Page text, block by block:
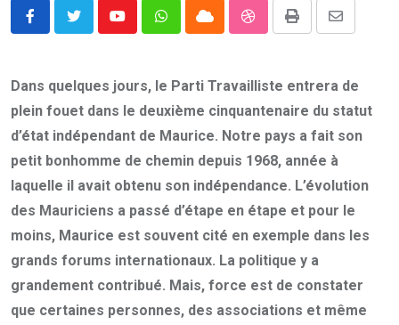
YoutubeWhatsappCloud StumbleUpon
Print
Share
Email
Dans quelques jours, le Parti Travailliste entrera de
plein fouet dans le deuxième cinquantenaire du statut
d’état indépendant de Maurice. Notre pays a fait son
petit bonhomme de chemin depuis 1968, année à
laquelle il avait obtenu son indépendance. L’évolution
des Mauriciens a passé d’étape en étape et pour le
moins, Maurice est souvent cité en exemple dans les
grands forums internationaux. La politique y a
grandement contribué. Mais, force est de constater
que certaines personnes, des associations et même